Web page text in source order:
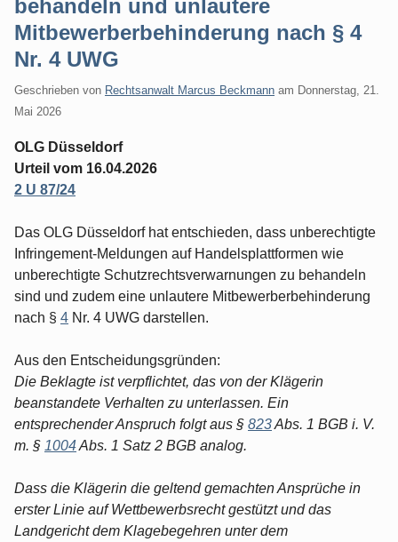
behandeln und unlautere
Mitbewerberbehinderung nach § 4
Nr. 4 UWG
Geschrieben von Rechtsanwalt Marcus Beckmann am Donnerstag, 21.
Mai 2026
OLG Düsseldorf
Urteil vom 16.04.2026
2 U 87/24
Das OLG Düsseldorf hat entschieden, dass unberechtigte
Infringement-Meldungen auf Handelsplattformen wie
unberechtigte Schutzrechtsverwarnungen zu behandeln
sind und zudem eine unlautere Mitbewerberbehinderung
nach § 4 Nr. 4 UWG darstellen.
Aus den Entscheidungsgründen:
Die Beklagte ist verpflichtet, das von der Klägerin
beanstandete Verhalten zu unterlassen. Ein
entsprechender Anspruch folgt aus § 823Abs. 1 BGB i. V.
m. § 1004Abs. 1 Satz 2 BGB analog.
Dass die Klägerin die geltend gemachten Ansprüche in
erster Linie auf Wettbewerbsrecht gestützt und das
Landgericht dem Klagebegehren unter dem